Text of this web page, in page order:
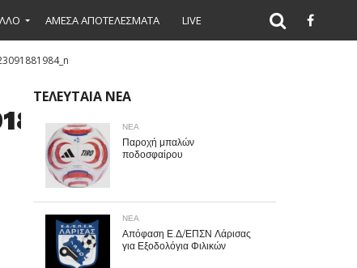
ΑΜΕΣΑ ΑΠΟΤΕΛΕΣΜΑΤΑ LIVE
ΤΕΛΕΥΤΑΙΑ ΝΕΑ
ΝΕΑ
Παροχή μπαλών
ποδοσφαίρου
ΝΕΑ
Απόφαση Ε.Δ/ΕΠΣΝ Λάρισας
για Εξοδολόγια Φιλικών